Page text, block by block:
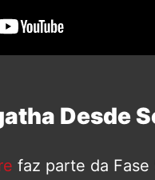
Desde
faz parte da Fase